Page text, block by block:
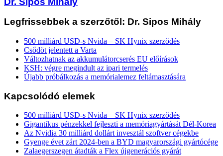
Legfrissebbek a szerzőtől: Dr. Sipos Mihály
500 milliárd USD-s Nvida – SK Hynix szerződés
Csődöt jelentett a Varta
Változhatnak az akkumulátorcserés EU előírások
KSH: végre megindult az ipari termelés
Újabb próbálkozás a memórialemez feltámasztására
Kapcsolódó elemek
500 milliárd USD-s Nvida – SK Hynix szerződés
Gigantikus pénzekkel fejleszti a memóriagyártását Dél-Korea
Az Nvidia 30 milliárd dollárt invesztál szoftver cégekbe
Gyenge évet zárt 2024-ben a BYD magyarországi gyártócége
Zalaegerszegen átadták a Flex újgenerációs gyárát